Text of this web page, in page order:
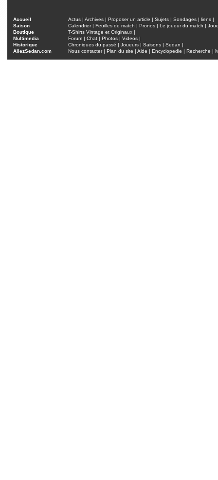
Accueil Actus | Archives | Proposer un article | Sujets | Sondages | liens |
Saison
Calendrier| Feuilles de match | Pronos | Le joueur du match |
Boutique
T-Shirts Vintage et Originaux |
Multimedia
Forum | Chat | Photos | Videos |
Historique
Chroniques du passé | Joueurs | Saisons | Sedan |
AllezSedan.com
Nous contacter| Plan du site | Aide | Encyclopedie | Recherche |